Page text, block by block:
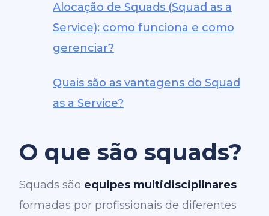
Alocação de Squads (Squad as a
Service): como funciona e como
gerenciar?
Quais são as vantagens do Squad
as a Service?
O que são squads?
Squads são equipes multidisciplinares
formadas por profissionais de diferentes